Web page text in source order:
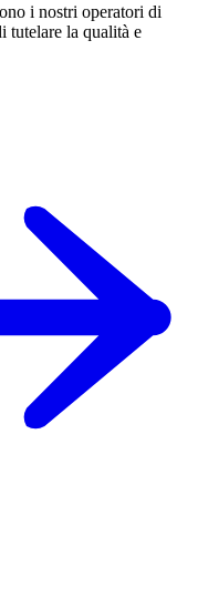
i nostri operatori di
tutelare la qualità e